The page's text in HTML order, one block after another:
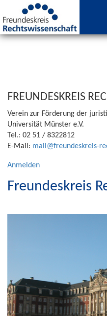
Inhalt
Level
1
FREUNDESKREIS
Verein zur Förderung der
Universität Münster e.V.
Tel.: 02 51 / 8322812
E-Mail: mail@freundeskreis-
User
menu
Anmelden
Freundeskreis